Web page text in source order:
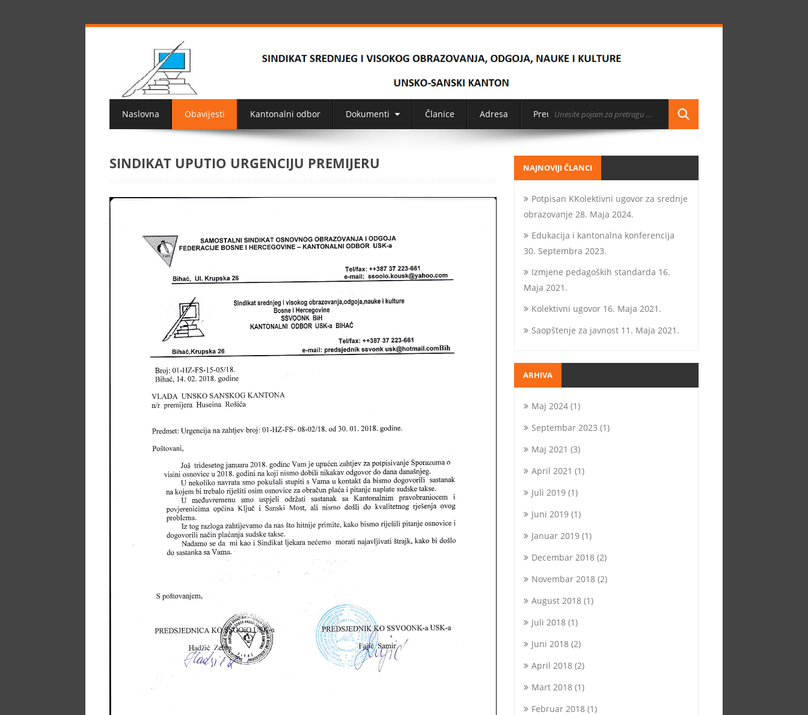
Naslovna Obavijesti Kantonalni odbor Dokumenti Članice Adresa Preuzimanja
SINDIKAT UPUTIO URGENCIJU PREMIJERU NAJNOVIJI ČLANCI
Potpisan KKolektivni ugovor za srednje
obrazovanje 28. Maja 2024.
Edukacija i kantonalna konferencija
30. Septembra 2023.
Izmjene pedagoških standarda 16.
Maja 2021.
Kolektivni ugovor 16. Maja 2021.
Saopštenje za javnost 11. Maja 2021.
ARHIVA
Maj 2024 (1)
Septembar 2023 (1)
Maj 2021 (3)
April 2021 (1)
Juli 2019 (1)
Juni 2019 (1)
Januar 2019 (1)
Decembar 2018 (2)
Novembar 2018 (2)
August 2018 (1)
Juli 2018 (1)
Juni 2018 (2)
April 2018 (2)
Mart 2018 (1)
Februar 2018 (1)